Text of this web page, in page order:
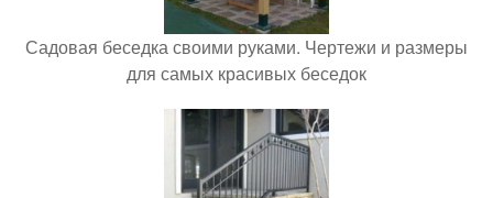
Садовая беседка своими руками. Чертежи и размеры
для самых красивых беседок